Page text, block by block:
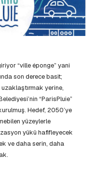
“ville éponge” yani
son derece basit;
yerine,
“ParisPluie”
Hedef, 2050’ye
yüzeylerle
yükü hafifleyecek
ve daha serin, daha